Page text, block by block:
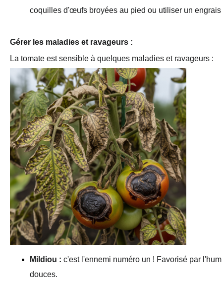
coquilles d'œufs broyées au pied ou utiliser un
Gérer les maladies et ravageurs :
La tomate est sensible à quelques maladies et ravageurs :
Mildiou : c'est l'ennemi numéro un ! Favorisé par
douces.